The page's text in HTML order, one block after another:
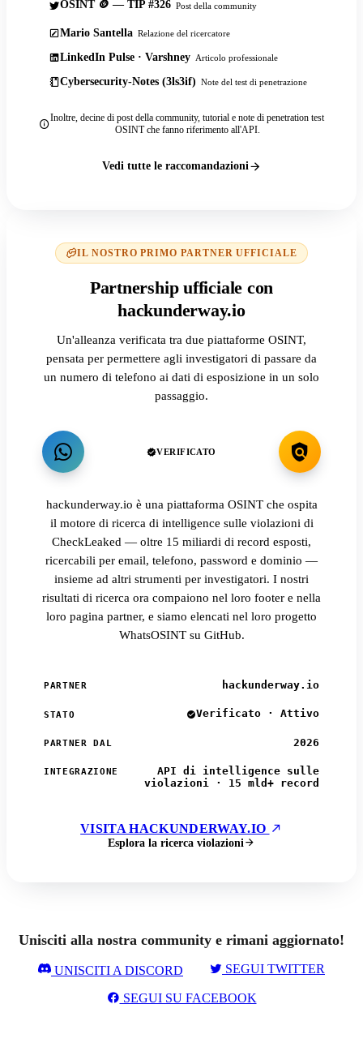
OSINT 🪙 — TIP #326 Post della community
Mario Santella Relazione del ricercatore
LinkedIn Pulse · Varshney Articolo professionale
Cybersecurity-Notes (3ls3if) Note del test di penetrazione
Inoltre, decine di post della community, tutorial e note di penetration test
OSINT che fanno riferimento all'API.
Vedi tutte le raccomandazioni
IL NOSTRO PRIMO PARTNER UFFICIALE
Partnership ufficiale con
hackunderway.io
Un'alleanza verificata tra due piattaforme OSINT,
pensata per permettere agli investigatori di passare da
un numero di telefono ai dati di esposizione in un solo
passaggio.
VERIFICATO
hackunderway.io è una piattaforma OSINT che ospita
il motore di ricerca di intelligence sulle violazioni di
CheckLeaked — oltre 15 miliardi di record esposti,
ricercabili per email, telefono, password e dominio —
insieme ad altri strumenti per investigatori. I nostri
risultati di ricerca ora compaiono nel loro footer e nella
loro pagina partner, e siamo elencati nel loro progetto
WhatsOSINT su GitHub.
PARTNER hackunderway.io
STATO Verificato · Attivo
PARTNER DAL 2026
INTEGRAZIONE
API di intelligence sulle
violazioni · 15 mld+ record
VISITA HACKUNDERWAY.IO
Esplora la ricerca violazioni
Unisciti alla nostra community e rimani aggiornato!
UNISCITI A DISCORD SEGUI TWITTER
SEGUI SU FACEBOOK